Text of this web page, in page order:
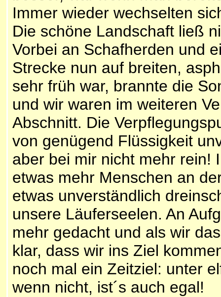
Immer wieder wechselten
Die schöne Landschaft ließ
Vorbei an Schafherden und
Strecke nun auf breiten,
sehr früh war, brannte die
und wir waren im weiteren
Abschnitt. Die
von genügend Flüssigkeit
aber bei mir nicht mehr rein!
etwas mehr Menschen an
etwas unverständlich
unsere Läuferseelen. An
mehr gedacht und als wir
klar, dass wir ins Ziel
noch mal ein Zeitziel: unter
wenn nicht, ist´s auch egal!